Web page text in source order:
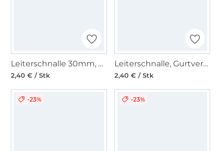
Leiterschnalle 30mm, gunmetal
2,40 € / Stk
Leiterschnalle, Gurtversteller Metall 25 mm, silber
2,40 € / Stk
-23% -23%